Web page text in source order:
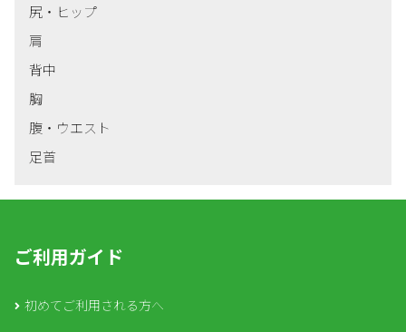
尻・ヒップ
肩
背中
胸
腹・ウエスト
足首
ご利用ガイド
初めてご利用される方へ